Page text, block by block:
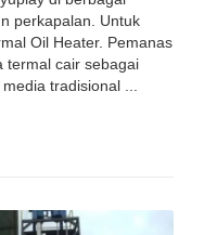
perkapalan. Untuk
Oil Heater. Pemanas
termal cair sebagai
tradisional ...